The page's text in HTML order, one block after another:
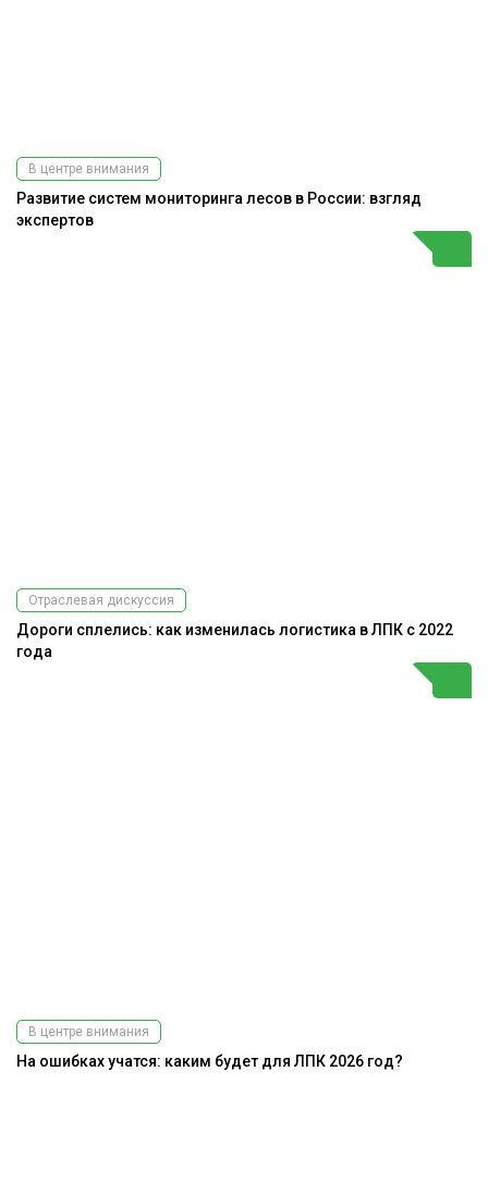
В центре внимания
Развитие систем мониторинга лесов в России: взгляд
экспертов
Отраслевая дискуссия
Дороги сплелись: как изменилась логистика в ЛПК с 2022
года
В центре внимания
На ошибках учатся: каким будет для ЛПК 2026 год?